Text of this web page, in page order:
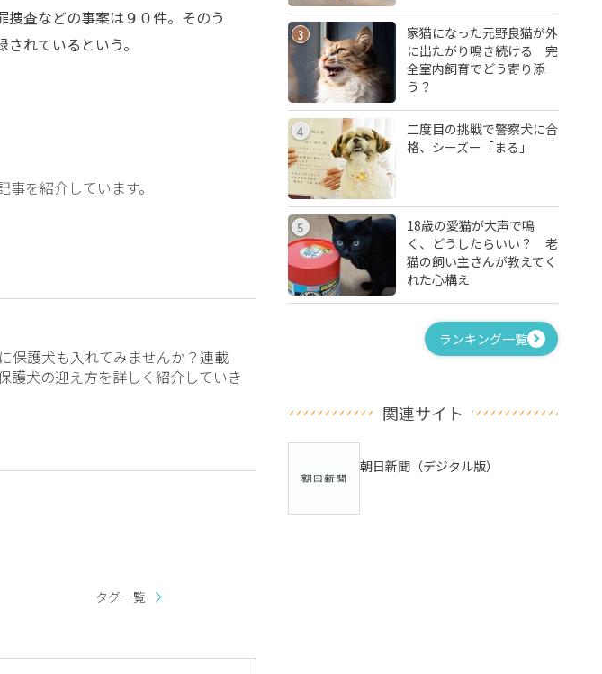
査などの事案は９０件。そのう
れているという。
を紹介しています。
保護犬も入れてみませんか？連載
護犬の迎え方を詳しく紹介していき
タグ一覧
3
家猫になった元野良猫が外
に出たがり鳴き続ける 完
全室内飼育でどう寄り添
う？
4
二度目の挑戦で警察犬に合
格、シーズー「まる」
5
18歳の愛猫が大声で鳴
く、どうしたらいい？ 老
猫の飼い主さんが教えてく
れた心構え
ランキング一覧
関連サイト
朝日新聞（デジタル版）